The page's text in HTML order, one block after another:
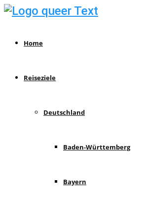
Home
Reiseziele
Deutschland
Baden-Württemberg
Bayern